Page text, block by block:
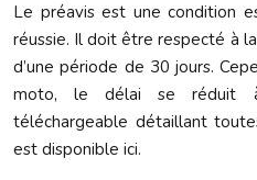
Le préavis est une condition
réussie. Il doit être respecté à
d’une période de 30 jours.
moto, le délai se réduit
téléchargeable détaillant
est disponible ici.